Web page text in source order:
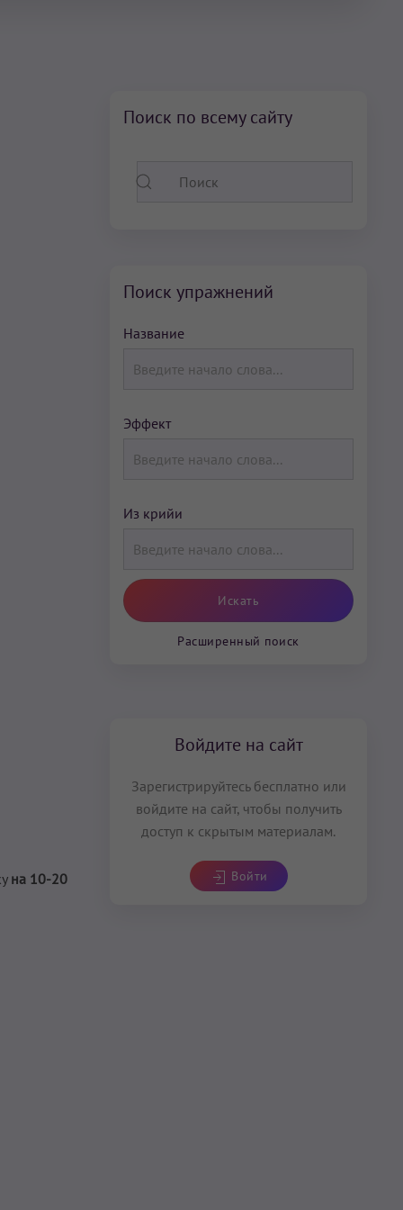
на 10-20
Поиск по всему сайту
Поиск упражнений
Название
Эффект
Из крийи
Расширенный поиск
Войдите на сайт
Зарегистрируйтесь бесплатно или
войдите на сайт, чтобы получить
доступ к скрытым материалам.
Войти